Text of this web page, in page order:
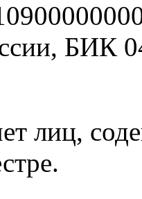
БИК
лиц,